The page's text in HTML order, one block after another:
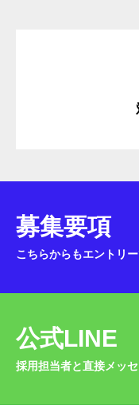
募集要項
こちらからもエントリー
公式LINE
採用担当者と直接メッ